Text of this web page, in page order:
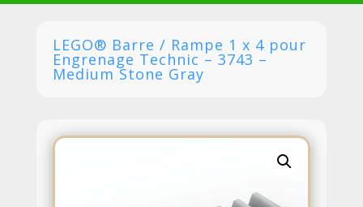
LEGO® Barre / Rampe 1 x 4 pour
Engrenage Technic – 3743 –
Medium Stone Gray